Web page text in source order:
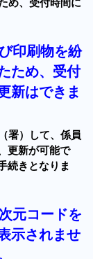
め、受付時間に
印刷物を紛
ため、受付
新はできま
署）して、係員
更新が可能で
続きとなりま
元コードを
示されませ